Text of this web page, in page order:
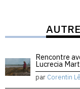
Rencontre
Lucrecia
par Corentin Lê